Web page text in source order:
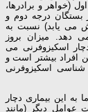
(خواهر و برادرها،
بستگان درجه دوم و
می یابد) نسبت به
دهد. میزان بروز
اسکیزوفرنی می
افراد بیشتر است و
شناسی اسکیزوفرنی
به این بیماری دچار
عوامل دیگر (مانند